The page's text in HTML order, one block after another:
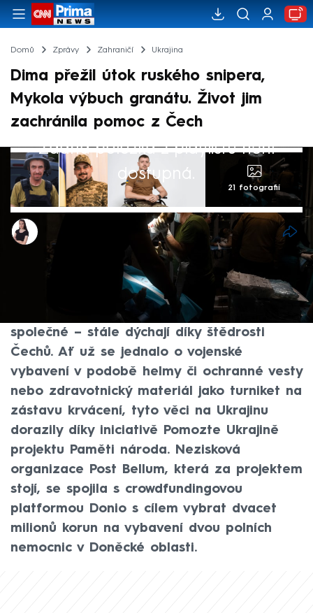
Domů Zprávy Zahraničí Ukrajina
Dima přežil útok ruského snipera,
Mykola výbuch granátu. Život jim
zachránila pomoc z Čech
Žádná položka z playlistu není
dostupná.
21 fotografií
Monika Kabourková
23. čvn 2024, 23:28
Dima, Mykola a Vladik. Tři muži, kteří se na
různých místech Ukrajiny při její obraně
ocitli v ohrožení života, mají jedno
společné – stále dýchají díky štědrosti
Čechů. Ať už se jednalo o vojenské
vybavení v podobě helmy či ochranné vesty
nebo zdravotnický materiál jako turniket na
zástavu krvácení, tyto věci na Ukrajinu
dorazily díky iniciativě Pomozte Ukrajině
projektu Paměti národa. Nezisková
organizace Post Bellum, která za projektem
stojí, se spojila s crowdfundingovou
platformou Donio s cílem vybrat dvacet
milionů korun na vybavení dvou polních
nemocnic v Doněcké oblasti.